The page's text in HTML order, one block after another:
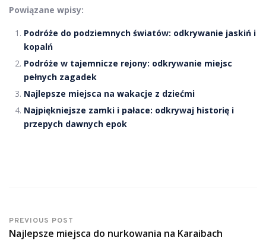
Powiązane wpisy:
Podróże do podziemnych światów: odkrywanie jaskiń i
kopalń
Podróże w tajemnicze rejony: odkrywanie miejsc
pełnych zagadek
Najlepsze miejsca na wakacje z dziećmi
Najpiękniejsze zamki i pałace: odkrywaj historię i
przepych dawnych epok
PREVIOUS POST
Najlepsze miejsca do nurkowania na Karaibach